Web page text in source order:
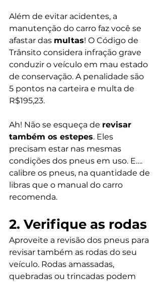
Além de evitar acidentes, a
manutenção do carro faz você se
afastar das multas! O Código de
Trânsito considera infração grave
conduzir o veículo em mau estado
de conservação. A penalidade são
5 pontos na carteira e multa de
R$195,23.
Ah! Não se esqueça de revisar
também os estepes. Eles
precisam estar nas mesmas
condições dos pneus em uso. E….
calibre os pneus, na quantidade de
libras que o manual do carro
recomenda.
2. Verifique as rodas
Aproveite a revisão dos pneus para
revisar também as rodas do seu
veículo. Rodas amassadas,
quebradas ou trincadas podem